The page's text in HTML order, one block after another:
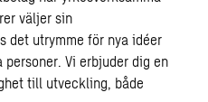
väljer sin
det utrymme för nya idéer
Vi erbjuder dig en
till utveckling, både